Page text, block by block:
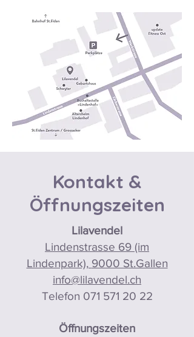
Kontakt &
Öffnungszeiten
Lilavendel
Lindenstrasse 69 (im
Lindenpark), 9000 St.Gallen
info@lilavendel.ch
Telefon 071 571 20 22
Öffnungszeiten